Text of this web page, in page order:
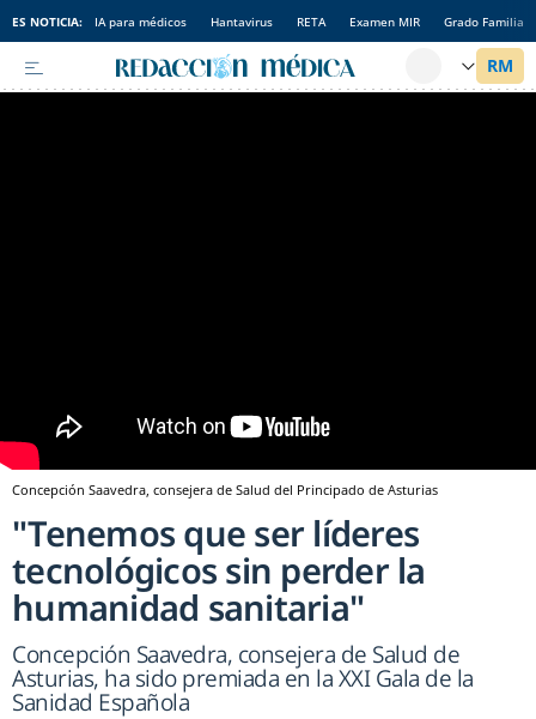
ES NOTICIA: IA para médicos Hantavirus RETA Examen MIR Grado Familia
Concepción Saavedra, consejera de Salud del Principado de Asturias
"Tenemos que ser líderes
tecnológicos sin perder la
humanidad sanitaria"
Concepción Saavedra, consejera de Salud de
Asturias, ha sido premiada en la XXI Gala de la
Sanidad Española